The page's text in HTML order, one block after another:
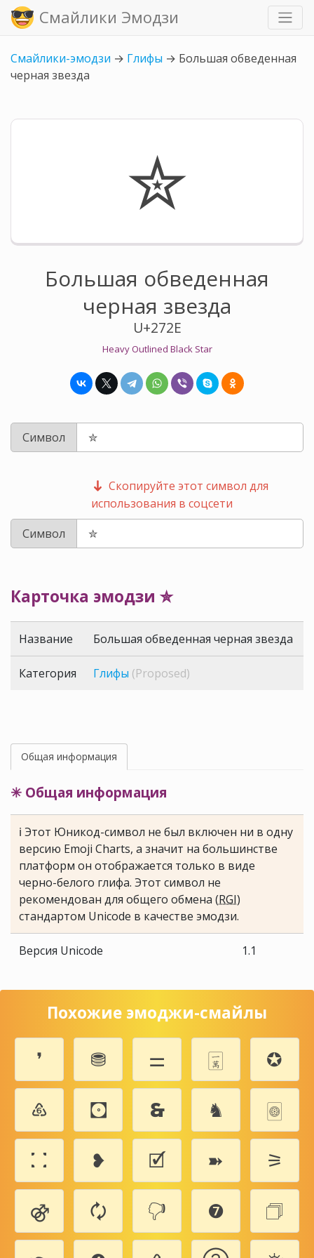
Смайлики Эмодзи
Смайлики-эмодзи → Глифы → Большая обведенная
черная звезда
✮
Большая обведенная
черная звезда
U+272E
Heavy Outlined Black Star
Символ
Скопируйте этот символ для
использования в соцсети
Символ
Карточка эмодзи ✮
Название Большая обведенная черная звезда
Категория Глифы (Proposed)
Общая информация
✳ Общая информация
ℹ Этот Юникод-символ не был включен ни в одну
версию Emoji Charts, а значит на большинстве
платформ он отображается только в виде
черно-белого глифа. Этот символ не
рекомендован для общего обмена (RGI)
стандартом Unicode в качестве эмодзи.
Версия Unicode 1.1
Похожие эмоджи-смайлы
❜ ⛃ ⚌ 🀇
✪
♸
🖸 🙳 ♞
🀙
⛚
❥ 🗹 ➽
⚞
⚣
🗘 🖓 ❼
🗇